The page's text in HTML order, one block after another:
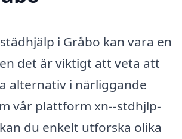
i Gråbo kan vara en
det är viktigt att veta att
alternativ i närliggande
vår plattform xn--stdhjlp-
du enkelt utforska olika